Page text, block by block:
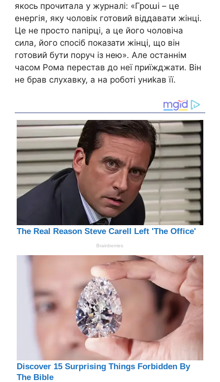
якось прочитала у журналі: «Гроաі – це
енергія, яку чоловік готовий віддавати жінці.
Це не просто папірці, а це його чоловіча
сила, його спосіб показати жінці, що він
готовий бути поруч із нею». Але останнім
часом Рома перестав до неї приїжджати. Він
не брав слухавку, а на роботі униkав її.